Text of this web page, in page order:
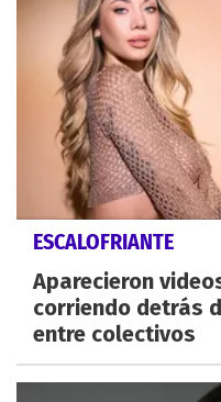
ESCALOFRIANTE
Aparecieron
corriendo detrás
entre colectivos